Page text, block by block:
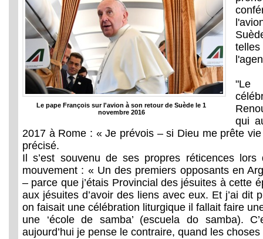
Le pape François sur l'avion à son retour de Suède le 1
novembre 2016
"Le
qui
2017 à Rome : « Je prévois – si Dieu me prête
précisé.
Il s’est souvenu de ses propres réticences
mouvement : « Un des premiers opposants en
– parce que j’étais Provincial des jésuites à cette
aux jésuites d’avoir des liens avec eux. Et j’ai dit
on faisait une célébration liturgique il fallait faire
une ‘école de samba’ (escuela do samba).
aujourd’hui je pense le contraire, quand les